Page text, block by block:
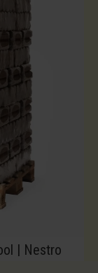
| Nestro